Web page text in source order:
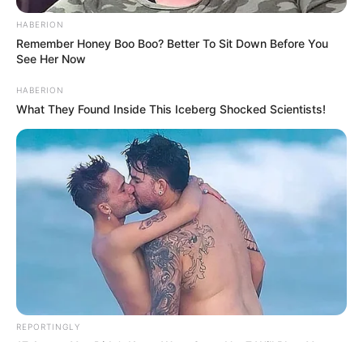
HABERION
Remember Honey Boo Boo? Better To Sit Down Before You
See Her Now
HABERION
What They Found Inside This Iceberg Shocked Scientists!
REPORTINGLY